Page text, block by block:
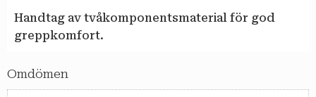
Handtag av tvåkomponentsmaterial för god
greppkomfort.
Omdömen